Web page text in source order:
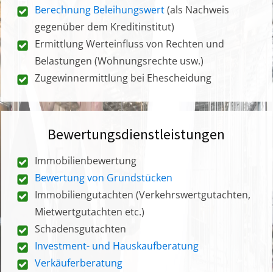
Berechnung Beleihungswert(als Nachweis
gegenüber dem Kreditinstitut)
Ermittlung Werteinfluss von Rechten und
Belastungen (Wohnungsrechte usw.)
Zugewinnermittlung bei Ehescheidung
Bewertungsdienstleistungen
Immobilienbewertung
Bewertung von Grundstücken
Immobiliengutachten (Verkehrswertgutachten,
Mietwertgutachten etc.)
Schadensgutachten
Investment- und Hauskaufberatung
Verkäuferberatung